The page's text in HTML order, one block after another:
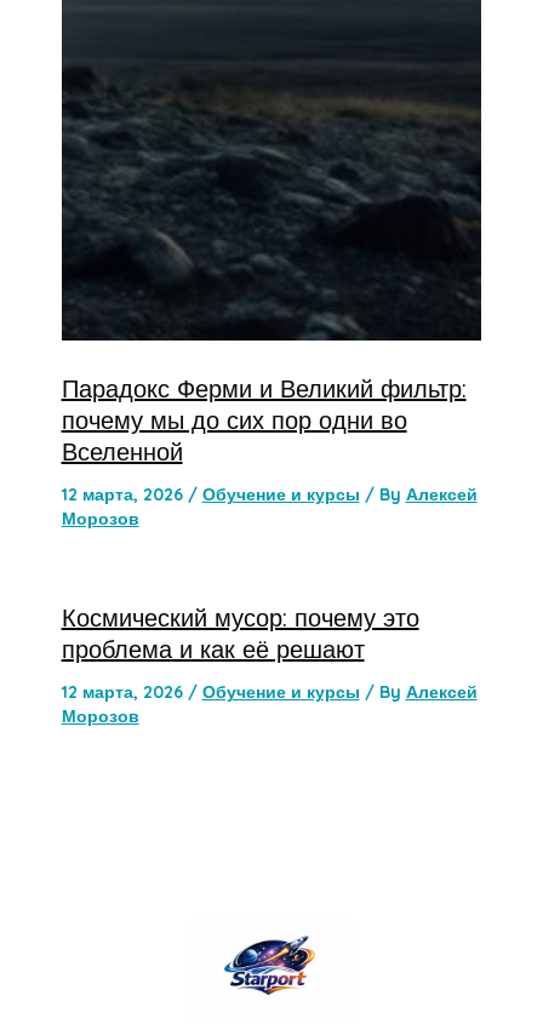
Парадокс Ферми и Великий фильтр:
почему мы до сих пор одни во
Вселенной
12 марта, 2026 / Обучение и курсы / By Алексей
Морозов
Космический мусор: почему это
проблема и как её решают
12 марта, 2026 / Обучение и курсы / By Алексей
Морозов